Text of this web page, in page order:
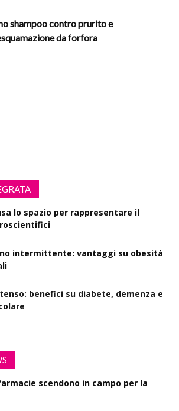
shampoo contro prurito e
da forfora
lo spazio per rappresentare il
intermittente: vantaggi su obesità
benefici su diabete, demenza e
scendono in campo per la